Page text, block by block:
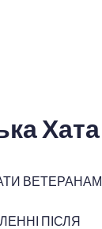
Хата
ВЕТЕРАНАМ
ПІСЛЯ